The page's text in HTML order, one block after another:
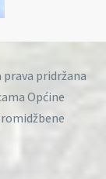
prava pridržana
Općine